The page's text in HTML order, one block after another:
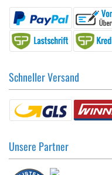
Schneller Versand
Unsere Partner